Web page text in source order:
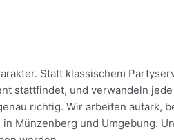
Statt klassischem
stattfindet, und verwandeln
richtig. Wir arbeiten autark,
Münzenberg und